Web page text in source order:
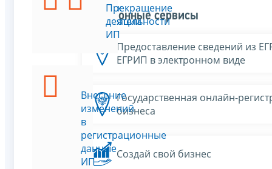
Порядок
регистрации
Внесение
изменений
в
регистрационные
данные
ИП
Прекращение
деятельности
ИП
Электронные сервисы
Предоставление сведений из
ЕГРИП в электронном виде
Государственная онлайн-
бизнеса
Создай свой бизнес